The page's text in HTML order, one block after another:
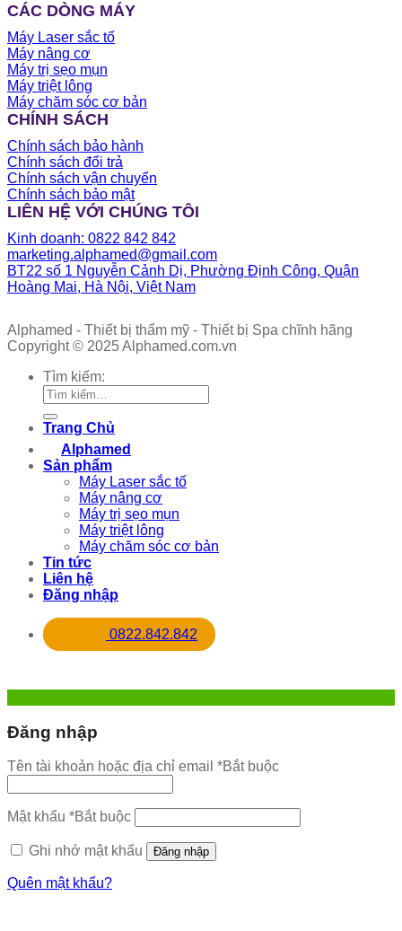
CÁC DÒNG MÁY
Máy Laser sắc tố
Máy nâng cơ
Máy trị sẹo mụn
Máy triệt lông
Máy chăm sóc cơ bản
CHÍNH SÁCH
Chính sách bảo hành
Chính sách đổi trả
Chính sách vận chuyển
Chính sách bảo mật
LIÊN HỆ VỚI CHÚNG TÔI
Kinh doanh: 0822 842 842
marketing.alphamed@gmail.com
BT22 số 1 Nguyễn Cảnh Dị, Phường Định Công, Quận
Hoàng Mai, Hà Nội, Việt Nam
Alphamed - Thiết bị thẩm mỹ - Thiết bị Spa chĩnh hãng
Copyright © 2025 Alphamed.com.vn
Tìm kiếm:
Trang Chủ
Alphamed
Sản phẩm
Máy Laser sắc tố
Máy nâng cơ
Máy trị sẹo mụn
Máy triệt lông
Máy chăm sóc cơ bản
Tin tức
Liên hệ
Đăng nhập
0822.842.842
Đăng nhập
Tên tài khoản hoặc địa chỉ email *Bắt buộc
Mật khẩu *Bắt buộc
Ghi nhớ mật khẩu Đăng nhập
Quên mật khẩu?